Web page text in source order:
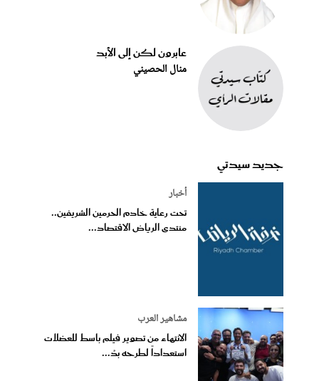
عابرون لكن إلى الأبد
منال الحصيني
جديد سيدتي
أخبار
تحت رعاية خادم الحرمين الشريفين..
منتدى الرياض الاقتصاد...
مشاهير العرب
الانتهاء من تصوير فيلم باسط للعضلات
استعداداً لطرحه بدُ...